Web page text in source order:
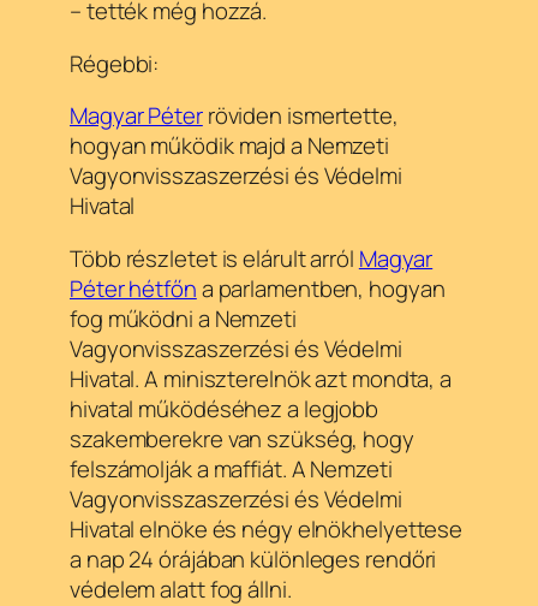
– tették még hozzá.
Régebbi:
Magyar Péterröviden ismertette,
hogyan működik majd a Nemzeti
Vagyonvisszaszerzési és Védelmi
Hivatal
Több részletet is elárult arról Magyar
Péter hétfőna parlamentben, hogyan
fog működni a Nemzeti
Vagyonvisszaszerzési és Védelmi
Hivatal. A miniszterelnök azt mondta, a
hivatal működéséhez a legjobb
szakemberekre van szükség, hogy
felszámolják a maffiát. A Nemzeti
Vagyonvisszaszerzési és Védelmi
Hivatal elnöke és négy elnökhelyettese
a nap 24 órájában különleges rendőri
védelem alatt fog állni.